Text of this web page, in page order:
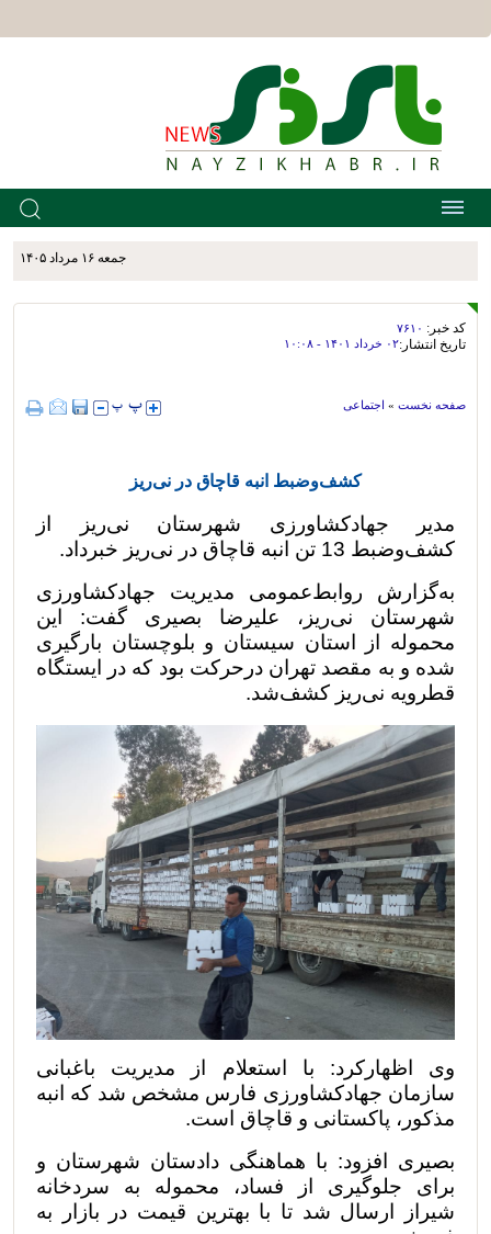
جمعه ۱۶ مرداد ۱۴۰۵
کد خبر: ۷۶۱۰
تاریخ انتشار:۰۲ خرداد ۱۴۰۱ - ۱۰:۰۸
صفحه نخست » اجتماعی
کشف‌و‌ضبط انبه قاچاق در نی‌ریز
مدیر جهادکشاورزی شهرستان نی‌ریز از
کشف‌و‌ضبط 13 تن انبه قاچاق در نی‌ریز خبرداد.
به‌گزارش روابط‌عمومی مدیریت جهادکشاورزی
شهرستان نی‌ریز، علیرضا بصیری گفت: این
محموله از استان سیستان و بلوچستان بارگیری
شده و به مقصد تهران درحرکت بود که در ایستگاه
قطرویه نی‌ریز کشف‌شد.
وی اظهارکرد: با استعلام از مدیریت باغبانی
سازمان جهادکشاورزی فارس مشخص شد که انبه
مذکور، پاکستانی و قاچاق است.
بصیری افزود: با هماهنگی دادستان شهرستان و
برای جلوگیری از فساد، محموله به سردخانه
شیراز ارسال شد تا با بهترین قیمت در بازار به